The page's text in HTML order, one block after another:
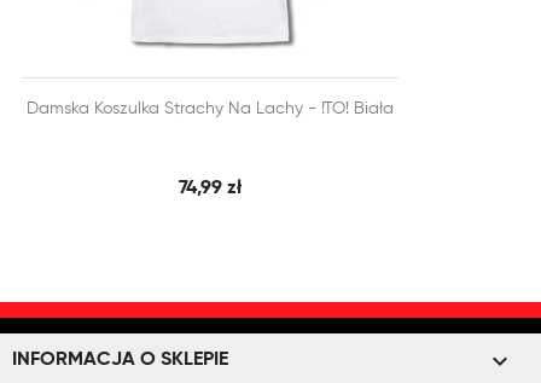
 DODAJ DO KOSZYKA SZYBKI PODGLĄD
Damska Koszulka Strachy Na Lachy - !TO! Biała
74,99 zł
INFORMACJA O SKLEPIE keyboard_arrow_down